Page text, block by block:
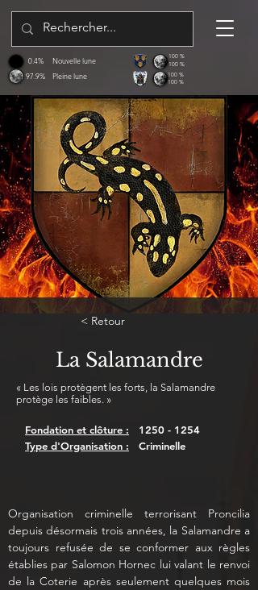
97.9%
0.4%
Pleine lune
Nouvelle lune
100 %
100 %
100 %
100 %
< Retour
La Salamandre
« Les lois protègent les forts, la Salamandre
protège les faibles. »
Fondation et clôture :
Type d'Organisation :
1250 - 1254
Criminelle
Organisation criminelle terrorisant Proncilia
depuis désormais trois années, la Salamandre a
toujours refusée de se conformer aux règles
établies par Salomon Hornec lui valant le renvoi
de la Coterie après seulement quelques mois